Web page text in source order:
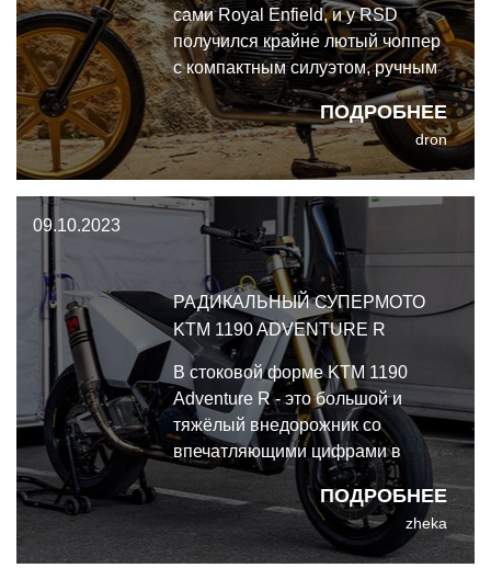
ПОДРОБНЕЕ
сами Royal Enfield, и у RSD
получился крайне лютый чоппер
с компактным силуэтом, ручным
переключателем передач и
только задним тормозом. Короче,
красота, да и только.
dron
09.10.2023
РАДИКАЛЬНЫЙ СУПЕРМОТО
KTM 1190 ADVENTURE R
ПОДРОБНЕЕ
В стоковой форме KTM 1190
Adventure R - это большой и
тяжёлый внедорожник со
впечатляющими цифрами в
таблице характеристик и не
менее впечатляющими
компонентами. Максов
супермото мощнее и легче, при
zheka